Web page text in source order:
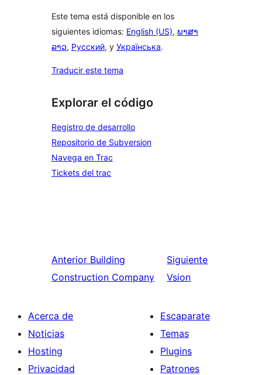
Este tema está disponible en los
siguientes idiomas: English (US), ພາສາ
ລາວ, Русский, y Українська.
Traducir este tema
Explorar el código
Registro de desarrollo
Repositorio de Subversion
Navega en Trac
Tickets del trac
Anterior Building
Construction Company
Siguiente
Vsion
Acerca de
Noticias
Hosting
Privacidad
Escaparate
Temas
Plugins
Patrones